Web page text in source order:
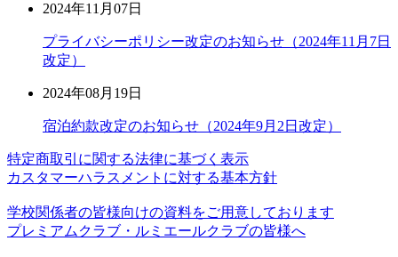
2024年11月07日
プライバシーポリシー改定のお知らせ（2024年11月7日
改定）
2024年08月19日
宿泊約款改定のお知らせ（2024年9月2日改定）
特定商取引に関する法律に基づく表示
カスタマーハラスメントに対する基本方針
学校関係者の皆様向けの資料をご用意しております
プレミアムクラブ・ルミエールクラブの皆様へ